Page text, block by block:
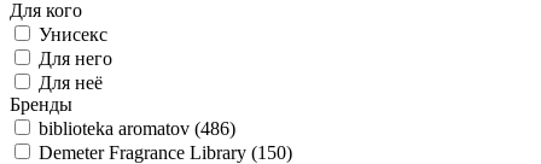
Для кого
Унисекс
Для него
Для неё
Бренды
biblioteka aromatov (486)
Demeter Fragrance Library (150)